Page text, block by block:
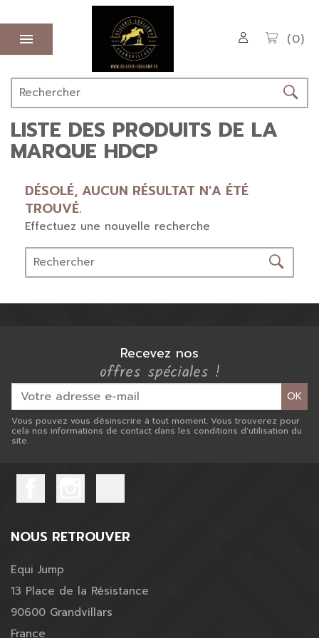
 (0)
LISTE DES PRODUITS DE LA
MARQUE HDCP
DÉSOLÉ, AUCUN RÉSULTAT N'A ÉTÉ
TROUVÉ.
Effectuez une nouvelle recherche
Recevez nos
offres spéciales !
OK
Vous pouvez vous désinscrire à tout moment. Vous trouverez pour
cela nos informations de contact dans les conditions d'utilisation du
site.
NOUS RETROUVER
Equi Jump
13 Place de la Résistance
90600 Grandvillars
France